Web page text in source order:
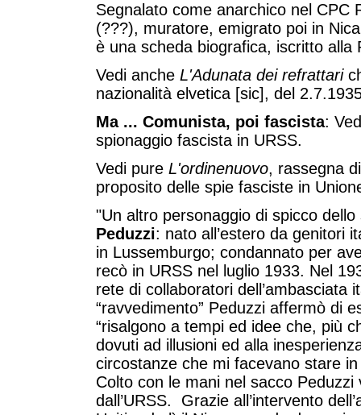
Segnalato come anarchico nel CPC
(???), muratore, emigrato poi in
è una scheda biografica, iscritto
Vedi anche L'Adunata dei refrattari
nazionalità elvetica [sic], del
Ma ... Comunista, poi fascista:
spionaggio fascista in URSS.
Vedi pure L'ordinenuovo, rassegna
proposito delle spie fasciste in
"Un altro personaggio di spicco
Peduzzi: nato all’estero da genitori
in Lussemburgo; condannato per
recò in URSS nel luglio 1933. Nel
rete di collaboratori dell’ambasciata
“ravvedimento” Peduzzi affermò di
“risalgono a tempi ed idee che, più
dovuti ad illusioni ed alla
circostanze che mi facevano stare
Colto con le mani nel sacco Peduzzi
dall’URSS. Grazie all’intervento